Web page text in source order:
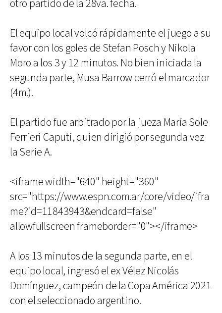
otro partido de la 28va. fecha.
El equipo local volcó rápidamente el juego a su
favor con los goles de Stefan Posch y Nikola
Moro a los 3 y 12 minutos. No bien iniciada la
segunda parte, Musa Barrow cerró el marcador
(4m.).
El partido fue arbitrado por la jueza María Sole
Ferrieri Caputi, quien dirigió por segunda vez
la Serie A.
<iframe width="640" height="360"
src="https://www.espn.com.ar/core/video/ifra
me?id=11843943&endcard=false"
allowfullscreen frameborder="0"></iframe>
A los 13 minutos de la segunda parte, en el
equipo local, ingresó el ex Vélez Nicolás
Domínguez, campeón de la Copa América 2021
con el seleccionado argentino.